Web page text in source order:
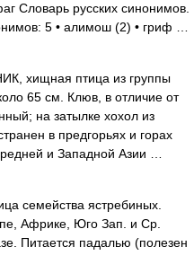
Словарь русских синонимов.
5 • алимош (2) • гриф …
хищная птица из группы
65 см. Клюв, в отличие от
на затылке хохол из
в предгорьях и горах
и Западной Азии …
семейства ястребиных.
Африке, Юго Зап. и Ср.
Питается падалью (полезен